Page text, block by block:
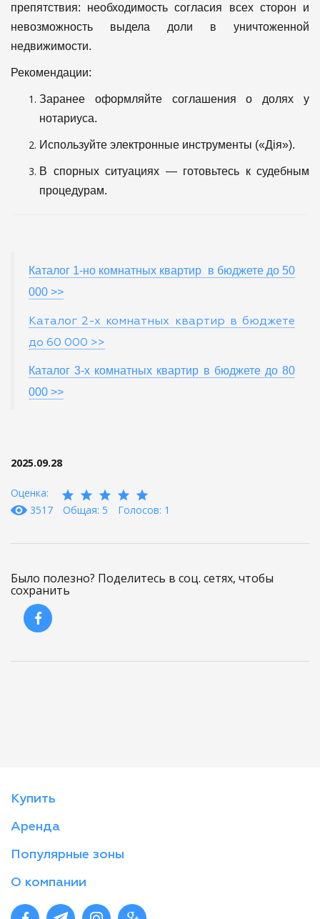
препятствия: необходимость согласия всех сторон и
невозможность выдела доли в уничтоженной
недвижимости.
Рекомендации:
Заранее оформляйте соглашения о долях у
нотариуса.
Используйте электронные инструменты («Дія»).
В спорных ситуациях — готовьтесь к судебным
процедурам.
Каталог 1-но комнатных квартир в бюджете до 50
000 >>
Каталог 2-х комнатных квартир в бюджете
до 60 000 >>
Каталог 3-х комнатных квартир в бюджете до 80
000 >>
2025.09.28
Оценка:
3517
Общая: 5 Голосов: 1
Было полезно? Поделитесь в соц. сетях, чтобы
сохранить
Купить
Аренда
Популярные зоны
О компании